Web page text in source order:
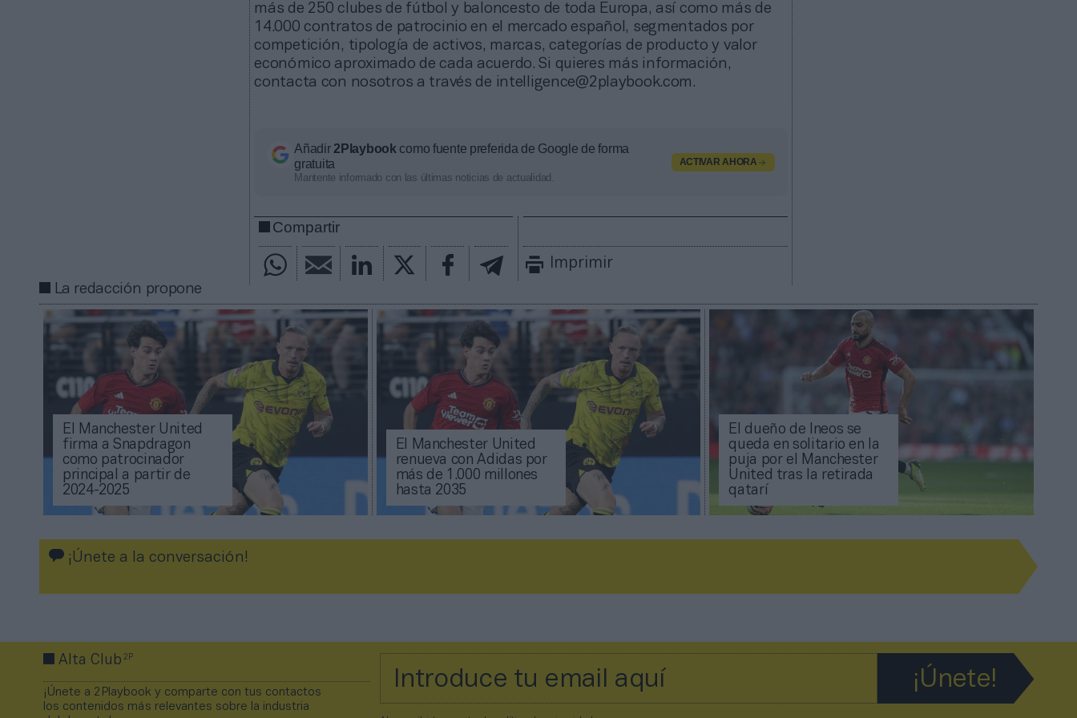
más de 250 clubes de fútbol y baloncesto de toda Europa, así como más de
14.000 contratos de patrocinio en el mercado español, segmentados por
competición, tipología de activos, marcas, categorías de producto y valor
económico aproximado de cada acuerdo. Si quieres más información,
contacta con nosotros a través de intelligence@2playbook.com.
Añadir2Playbook como fuente preferida de Google de forma
gratuita
Mantente informado con las últimas noticias de actualidad.
ACTIVAR AHORA
Compartir
Imprimir
La redacción propone
El Manchester United
firma a Snapdragon
como patrocinador
principal a partir de
2024-2025
El Manchester United
renueva con Adidas por
más de 1.000 millones
hasta 2035
El dueño de Ineos se
queda en solitario en la
puja por el Manchester
United tras la retirada
qatarí
¡Únete a la conversación!
Alta Club2P
¡Únete a 2Playbook y comparte con tus contactos
los contenidos más relevantes sobre la industria